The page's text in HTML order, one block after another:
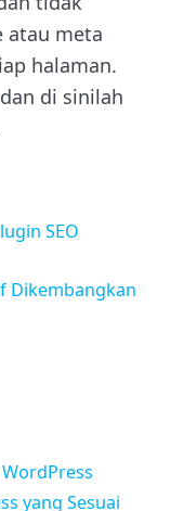
atau meta
halaman.
di sinilah
SEO
Dikembangkan
yang Sesuai